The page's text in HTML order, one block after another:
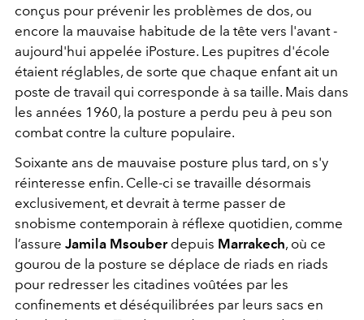
conçus pour prévenir les problèmes de dos, ou
encore la mauvaise habitude de la tête vers l'avant -
aujourd'hui appelée iPosture. Les pupitres d'école
étaient réglables, de sorte que chaque enfant ait un
poste de travail qui corresponde à sa taille. Mais dans
les années 1960, la posture a perdu peu à peu son
combat contre la culture populaire.
Soixante ans de mauvaise posture plus tard, on s'y
réinteresse enfin. Celle-ci se travaille désormais
exclusivement, et devrait à terme passer de
snobisme contemporain à réflexe quotidien, comme
l’assure Jamila Msouber depuis Marrakech, où ce
gourou de la posture se déplace de riads en riads
pour redresser les citadines voûtées par les
confinements et déséquilibrées par leurs sacs en